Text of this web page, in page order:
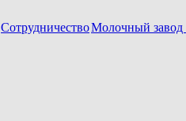
СотрудничествоМолочный завод